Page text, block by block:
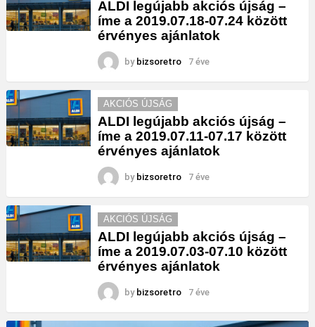
ALDI legújabb akciós újság –
íme a 2019.07.18-07.24 között
érvényes ajánlatok
by bizsoretro 7 éve
AKCIÓS ÚJSÁG
ALDI legújabb akciós újság –
íme a 2019.07.11-07.17 között
érvényes ajánlatok
by bizsoretro 7 éve
AKCIÓS ÚJSÁG
ALDI legújabb akciós újság –
íme a 2019.07.03-07.10 között
érvényes ajánlatok
by bizsoretro 7 éve